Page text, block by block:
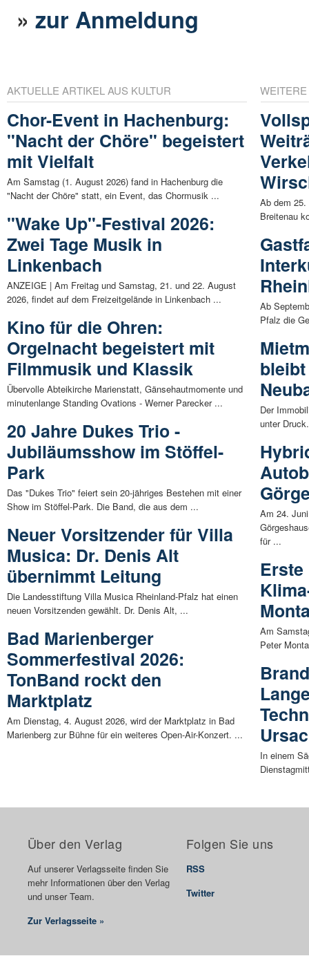
»zur Anmeldung
AKTUELLE ARTIKEL AUS KULTUR
Chor-Event in Hachenburg:
"Nacht der Chöre" begeistert
mit Vielfalt
Am Samstag (1. August 2026) fand in Hachenburg die
"Nacht der Chöre" statt, ein Event, das Chormusik ...
"Wake Up"-Festival 2026:
Zwei Tage Musik in
Linkenbach
ANZEIGE | Am Freitag und Samstag, 21. und 22. August
2026, findet auf dem Freizeitgelände in Linkenbach ...
Kino für die Ohren:
Orgelnacht begeistert mit
Filmmusik und Klassik
Übervolle Abteikirche Marienstatt, Gänsehautmomente und
minutenlange Standing Ovations - Werner Parecker ...
20 Jahre Dukes Trio -
Jubiläumsshow im Stöffel-
Park
Das "Dukes Trio" feiert sein 20-jähriges Bestehen mit einer
Show im Stöffel-Park. Die Band, die aus dem ...
Neuer Vorsitzender für Villa
Musica: Dr. Denis Alt
übernimmt Leitung
Die Landesstiftung Villa Musica Rheinland-Pfalz hat einen
neuen Vorsitzenden gewählt. Dr. Denis Alt, ...
Bad Marienberger
Sommerfestival 2026:
TonBand rockt den
Marktplatz
Am Dienstag, 4. August 2026, wird der Marktplatz in Bad
Marienberg zur Bühne für ein weiteres Open-Air-Konzert. ...
Ab dem
Breitenau
Ab
Pfalz die
Der
unter
Am 24.
für ...
Am
Peter
In einem
Über den Verlag
Auf unserer Verlagsseite finden Sie
mehr Informationen über den Verlag
und unser Team.
Zur Verlagsseite »
Folgen Sie uns
RSS
Twitter